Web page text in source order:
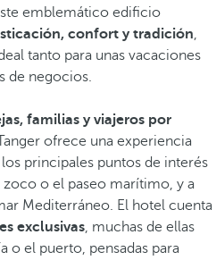
emblemático edificio
confort y tradición,
tanto para unas vacaciones
de negocios.
familias y viajeros por
ofrece una experiencia
principales puntos de interés
o el paseo marítimo, y a
Mediterráneo. El hotel cuenta
exclusivas, muchas de ellas
o el puerto, pensadas para